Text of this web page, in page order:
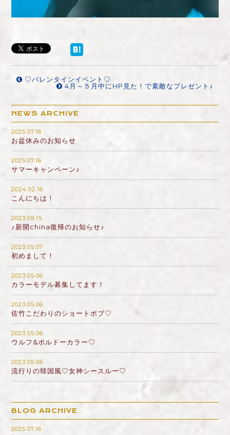
♡バレンタインイベント♡
4月～５月中にHP見た！で素敵なプレゼント♪
NEWS ARCHIVE
2025.07.16
お盆休みのお知らせ
2025.07.16
サマーキャンペーン♪
2024.02.16
こんにちは！
2023.09.15
♪新開china復帰のお知らせ♪
2023.05.07
初めまして！
2023.05.06
カラーモデル募集してます！
2023.05.06
佐竹こだわりのショートボブ♡
2023.05.06
ウルフ&ボルドーカラー♡
2023.05.06
流行りの韓国風♡女神シースルー♡
BLOG ARCHIVE
2025.07.16